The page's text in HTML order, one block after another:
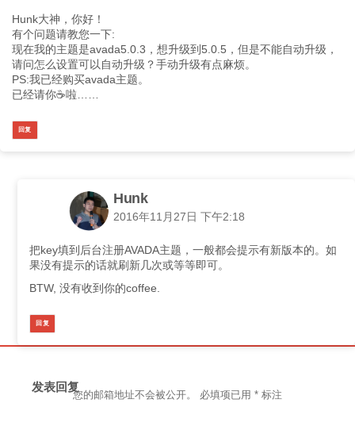
Hunk大神，你好！
有个问题请教您一下:
现在我的主题是avada5.0.3，想升级到5.0.5，但是不能自动升级，
请问怎么设置可以自动升级？手动升级有点麻烦。
PS:我已经购买avada主题。
已经请你☕️啦……
回复
Hunk
2016年11月27日 下午2:18
把key填到后台注册AVADA主题，一般都会提示有新版本的。如
果没有提示的话就刷新几次或等等即可。
BTW, 没有收到你的coffee.
回复
发表回复
您的邮箱地址不会被公开。 必填项已用 * 标注